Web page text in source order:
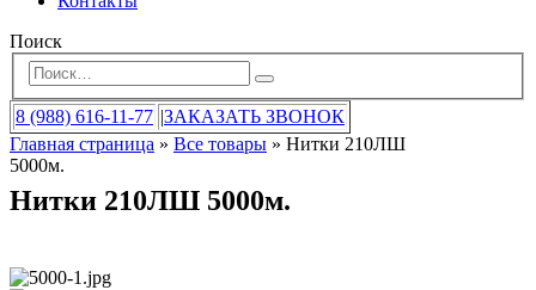
Поиск
8 (988) 616-11-77 |ЗАКАЗАТЬ ЗВОНОК
Главная страница » Все товары » Нитки 210ЛШ
5000м.
Нитки 210ЛШ 5000м.